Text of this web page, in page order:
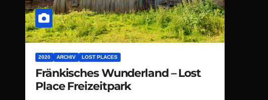
2020 ARCHIV LOST PLACES
Fränkisches Wunderland – Lost
Place Freizeitpark